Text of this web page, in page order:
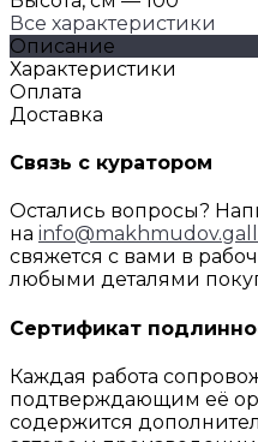
Все характеристики
Описание
Характеристики
Оплата
Доставка
Связь с куратором
Остались вопросы?
на
свяжется с вами в
любыми деталями
Сертификат
Каждая работа
подтверждающим её
содержится